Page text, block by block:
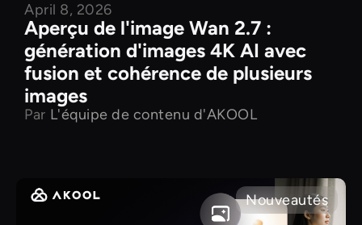
April 8, 2026
Aperçu de l'image Wan 2.7 :
génération d'images 4K AI avec
fusion et cohérence de plusieurs
images
Par L'équipe de contenu d'AKOOL
Nouveautés